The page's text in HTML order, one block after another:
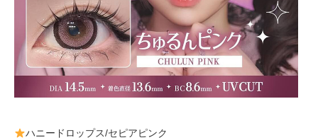
ハニードロップス/セピアピンク